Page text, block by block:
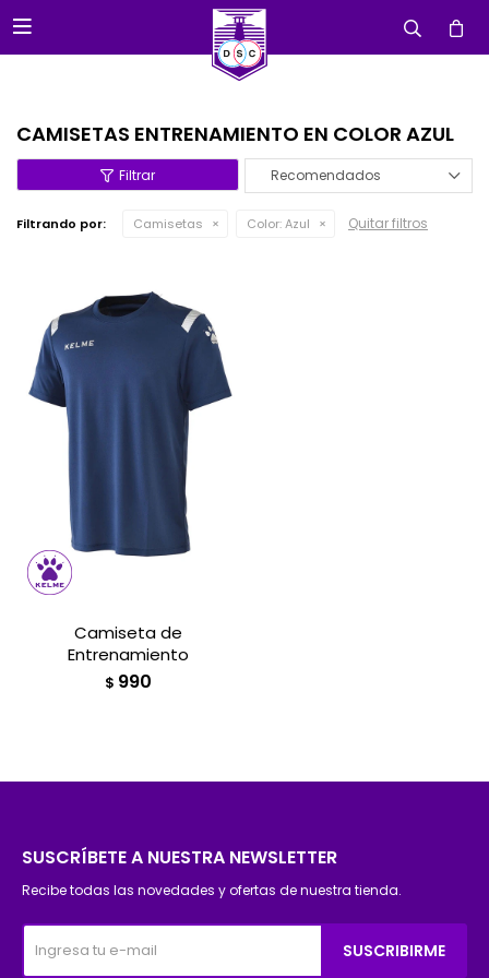

CAMISETAS ENTRENAMIENTO EN COLOR AZUL
Recomendados
Filtrando por: Camisetas Color:Azul Quitar filtros
Camiseta de
Entrenamiento
$ 990
SUSCRÍBETE A NUESTRA NEWSLETTER
Recibe todas las novedades y ofertas de nuestra tienda.
SUSCRIBIRME